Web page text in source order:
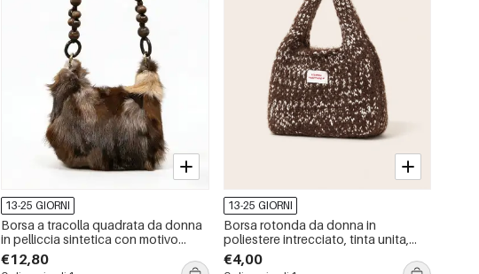
13-25 GIORNI
Borsa a tracolla quadrata da donna
in pelliccia sintetica con motivo
patchwork soffice, stile casual.
€12,80
13-25 GIORNI
Borsa rotonda da donna in
poliestere intrecciato, tinta unita,
stile casual e soffice.
€4,00